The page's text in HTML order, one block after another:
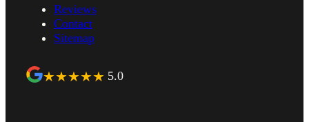
Reviews
Contact
Sitemap
★★★★★ 5.0